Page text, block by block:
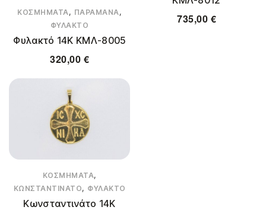
ΚΟΣΜΉΜΑΤΑ, ΠΑΡΑΜΆΝΑ,
ΦΥΛΑΚΤΌ
Φυλακτό 14Κ ΚΜΛ-8005
320,00 €
735,00 €
ΚΟΣΜΉΜΑΤΑ,
ΚΩΝΣΤΑΝΤΙΝΆΤΟ, ΦΥΛΑΚΤΌ
Κωνσταντινάτο 14Κ